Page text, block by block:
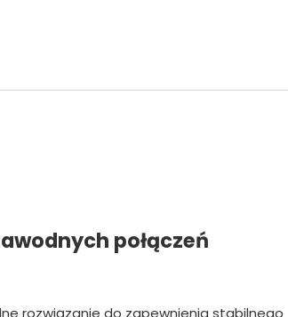
połączeń
rozwiązanie do zapewnienia stabilnego